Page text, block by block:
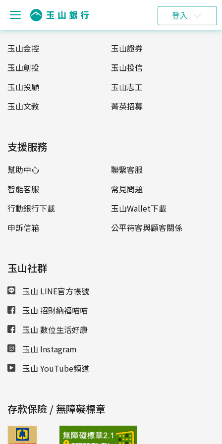
登入
玉山服務網
玉山金控
玉山證券
玉山創投
玉山投信
玉山投顧
玉山志工
玉山文教
菁英招募
支援服務
幫助中心
聯繫客服
智能客服
常見問題
行動銀行下載
玉山Wallet下載
申訴信箱
公平待客與顧客關係
玉山社群
玉山 LINE官方帳號
玉山 招財納福喵喵
玉山 數位生活好康
玉山 Instagram
玉山 YouTube頻道
存款保險 / 無障礙標章